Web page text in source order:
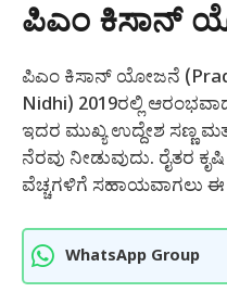
ಪಿಎಂ ಕಿಸಾನ್
ಪಿಎಂ ಕಿಸಾನ್ ಯೋಜನೆ
Nidhi) 2019ರಲ್ಲಿ
ಇದರ ಮುಖ್ಯ ಉದ್ದೇಶ ಸಣ್ಣ
ನೆರವು ನೀಡುವುದು. ರೈತರ
ವೆಚ್ಚಗಳಿಗೆ ಸಹಾಯವಾಗಲು
WhatsApp Group